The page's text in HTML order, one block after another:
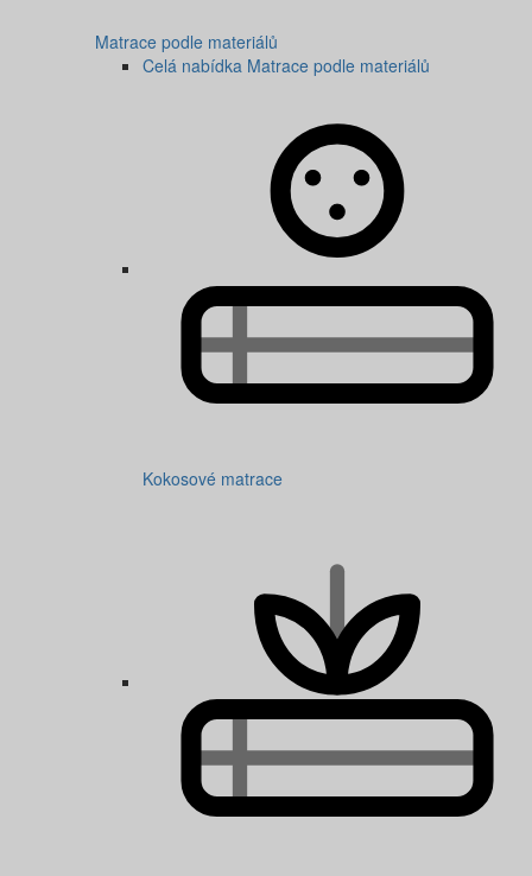
Matrace podle materiálů
Celá nabídka Matrace podle materiálů
Kokosové matrace